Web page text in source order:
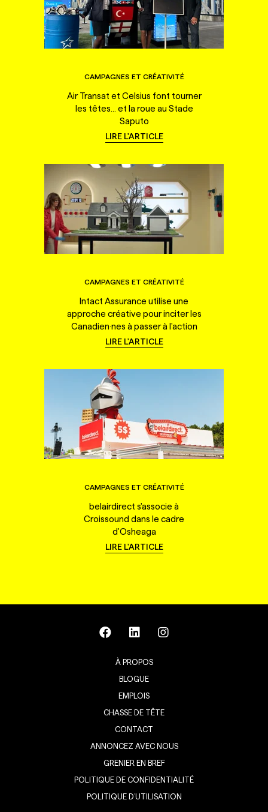
CAMPAGNES ET CRÉATIVITÉ
Air Transat et Celsius font tourner
les têtes... et la roue au Stade
Saputo
LIRE L'ARTICLE
CAMPAGNES ET CRÉATIVITÉ
Intact Assurance utilise une
approche créative pour inciter les
Canadien·nes à passer à l'action
LIRE L'ARTICLE
CAMPAGNES ET CRÉATIVITÉ
belairdirect s'associe à
Croissound dans le cadre
d'Osheaga
LIRE L'ARTICLE
À PROPOS
BLOGUE
EMPLOIS
CHASSE DE TÊTE
CONTACT
ANNONCEZ AVEC NOUS
GRENIER EN BREF
POLITIQUE DE CONFIDENTIALITÉ
POLITIQUE D’UTILISATION